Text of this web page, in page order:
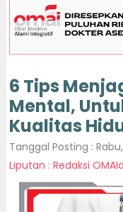
6 Tips
Mental,
Kualitas
Tanggal Posting :
Liputan : Redaksi